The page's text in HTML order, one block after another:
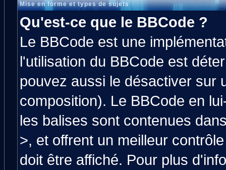
Mise en forme et types de sujets
Qu'est-ce que le BBCode ?
Le BBCode est une
l'utilisation du BBCode est
pouvez aussi le désactiver sur
composition). Le BBCode en
les balises sont contenues
>, et offrent un meilleur
doit être affiché. Pour plus